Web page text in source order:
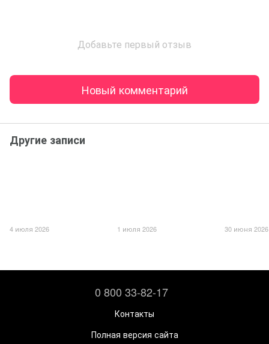
Добавьте первый отзыв
Новый комментарий
Другие записи
4 июля 2026 1 июля 2026 30 июня 2026
0 800 33-82-17
Контакты
Полная версия сайта